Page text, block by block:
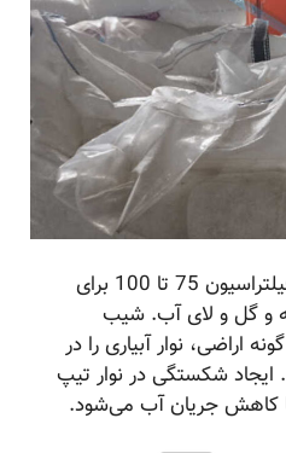
نکته میزان توضیحات مش فیلتراسیون 75 تا 100 برای
گل و لای آب. شیب
این گونه اراضی، نوار آبیاری را در
شکستگی در نوار تیپ
جریان آب می‌شود.